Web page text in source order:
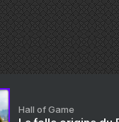
Hall of Game